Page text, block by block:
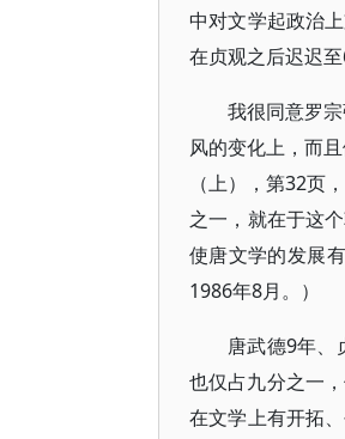
中对文学起政治
在贞观之后迟迟
我很同意罗
风的变化上，而
（上），第32页
之一，就在于这
使唐文学的发展
1986年8月。）
唐武德9年、
也仅占九分之一
在文学上有开拓